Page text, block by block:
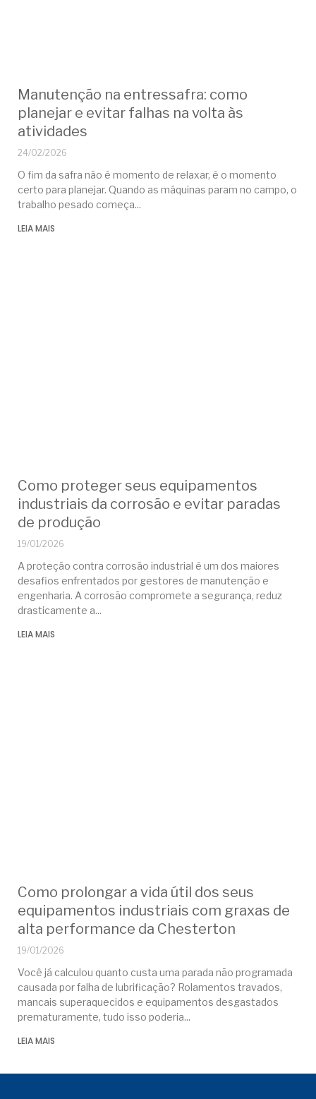
Manutenção na entressafra: como
planejar e evitar falhas na volta às
atividades
24/02/2026
O fim da safra não é momento de relaxar, é o momento
certo para planejar. Quando as máquinas param no campo, o
trabalho pesado começa
LEIA MAIS
Como proteger seus equipamentos
industriais da corrosão e evitar paradas
de produção
19/01/2026
A proteção contra corrosão industrial é um dos maiores
desafios enfrentados por gestores de manutenção e
engenharia. A corrosão compromete a segurança, reduz
drasticamente a
LEIA MAIS
Como prolongar a vida útil dos seus
equipamentos industriais com graxas de
alta performance da Chesterton
19/01/2026
Você já calculou quanto custa uma parada não programada
causada por falha de lubrificação? Rolamentos travados,
mancais superaquecidos e equipamentos desgastados
prematuramente, tudo isso poderia
LEIA MAIS